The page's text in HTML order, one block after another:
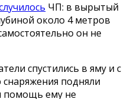
ЧП: в вырытый
около 4 метров
он не
спустились в яму и с
подняли
помощь ему не